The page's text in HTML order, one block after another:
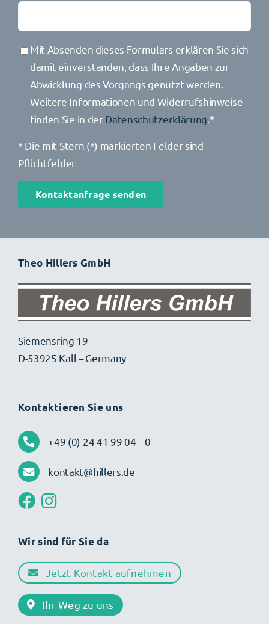
dieses
Feld
leer.
Mit Absenden dieses Formulars erklären Sie sich
damit einverstanden, dass Ihre Angaben zur
Abwicklung des Vorgangs genutzt werden.
Weitere Informationen und Widerrufshinweise
finden Sie in derDatenschutzerklärung.*
* Die mit Stern (*) markierten Felder sind
Pflichtfelder
Theo Hillers GmbH
Siemensring 19
D-53925 Kall – Germany
Kontaktieren Sie uns
+49 (0) 24 41 99 04 – 0
kontakt@hillers.de
Wir sind für Sie da
Jetzt Kontakt aufnehmen
Ihr Weg zu uns